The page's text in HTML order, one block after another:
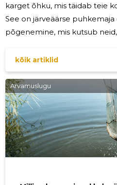
karget õhku, mis täidab teie
See on järveäärse
põgenemine, mis kutsub
Linnainimestele võib pidev
Järveäärne maja pakub
helitaust on looduse
igapäevase rutiini puudumine
ja taastuda rahulikus keskkonnas. Vee,
metsloomade ümbritsetud
kõik artiklid
Arvamuslugu